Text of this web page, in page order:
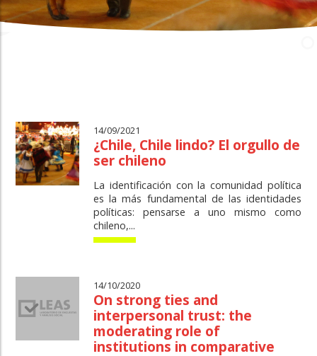
14/09/2021
¿Chile, Chile lindo? El orgullo de
ser chileno
La identificación con la comunidad política
es la más fundamental de las identidades
políticas: pensarse a uno mismo como
chileno,...
14/10/2020
On strong ties and
interpersonal trust: the
moderating role of
institutions in comparative